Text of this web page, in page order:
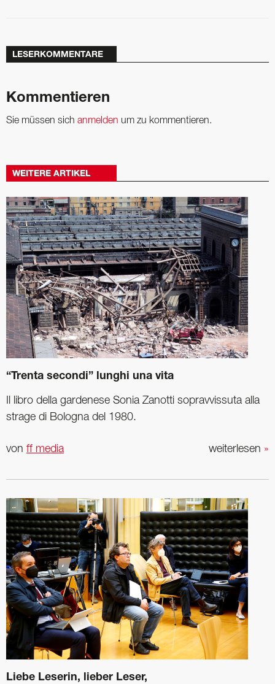
LESERKOMMENTARE
Kommentieren
Sie müssen sich anmelden um zu kommentieren.
WEITERE ARTIKEL
“Trenta secondi” lunghi una vita
Il libro della gardenese Sonia Zanotti sopravvissuta alla
strage di Bologna del 1980.
weiterlesen »
von ff media
Liebe Leserin, lieber Leser,